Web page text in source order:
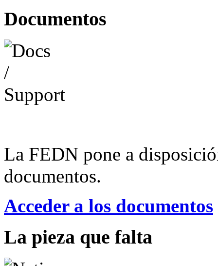
Documentos
La FEDN pone a
documentos.
Acceder a los documentos
La pieza que falta